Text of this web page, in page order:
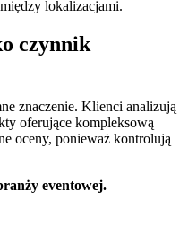
lokalizacjami.
czynnik
znaczenie. Klienci analizują
oferujące kompleksową
oceny, ponieważ kontrolują
eventowej.